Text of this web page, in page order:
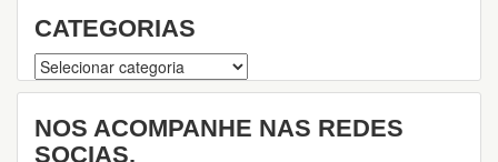
a
CATEGORIAS
Categorias
NOS ACOMPANHE NAS REDES
SOCIAS.